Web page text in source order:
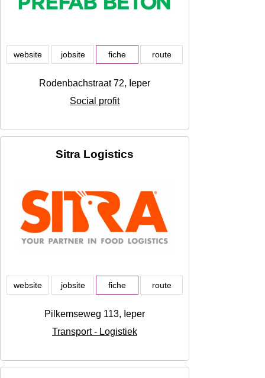
website jobsite fiche route
Rodenbachstraat 72, Ieper
Social profit
Sitra Logistics
website jobsite fiche route
Pilkemseweg 113, Ieper
Transport - Logistiek